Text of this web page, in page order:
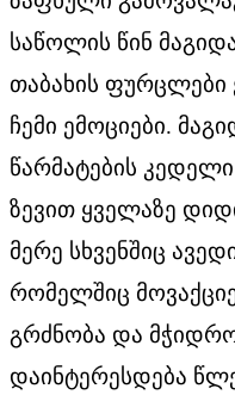
საწოლის წინ
თაბახის ფურცლები
ჩემი ემოციები.
წარმატების
ზევით ყველაზე
მერე სხვენშიც
რომელშიც
გრძნობა და
დაინტერესდება